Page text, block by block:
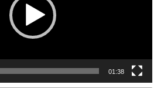
01:38